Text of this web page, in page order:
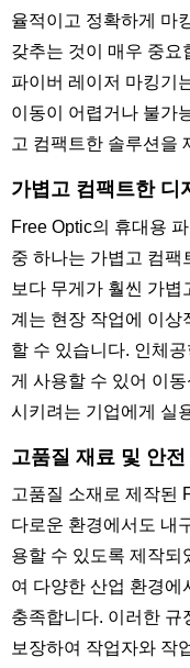
율적이고 정확하게 마
갖추는 것이 매우 중요
파이버 레이저 마킹기
이동이 어렵거나 불가
고 컴팩트한 솔루션을
가볍고 컴팩트한 디
Free Optic의 휴대용
중 하나는 가볍고 컴팩
보다 무게가 훨씬 가볍
계는 현장 작업에 이상
할 수 있습니다. 인체
게 사용할 수 있어 이
시키려는 기업에게 실
고품질 재료 및 안
고품질 소재로 제작된
다로운 환경에서도 내
용할 수 있도록 제작
여 다양한 산업 환경에
충족합니다. 이러한 규
보장하여 작업자와 작